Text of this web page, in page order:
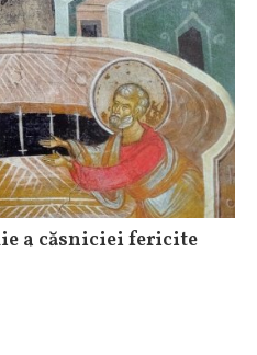
a căsniciei fericite